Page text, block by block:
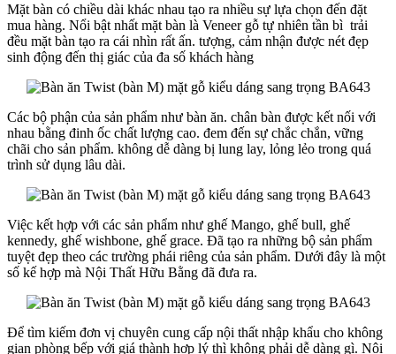
Mặt bàn có chiều dài khác nhau tạo ra nhiều sự lựa chọn đến đặt
mua hàng. Nổi bật nhất mặt bàn là Veneer gỗ tự nhiên tần bì trải
đều mặt bàn tạo ra cái nhìn rất ấn. tượng, cảm nhận được nét đẹp
sinh động đến thị giác của đa số khách hàng
Các bộ phận của sản phẩm như bàn ăn. chân bàn được kết nối với
nhau bằng đinh ốc chất lượng cao. đem đến sự chắc chắn, vững
chãi cho sản phẩm. không dễ dàng bị lung lay, lỏng lẻo trong quá
trình sử dụng lâu dài.
Việc kết hợp với các sản phẩm như ghế Mango, ghế bull, ghế
kennedy, ghế wishbone, ghế grace. Đã tạo ra những bộ sản phẩm
tuyệt đẹp theo các trường phái riêng của sản phẩm. Dưới đây là một
số kế hợp mà Nội Thất Hữu Bằng đã đưa ra.
Để tìm kiếm đơn vị chuyên cung cấp nội thất nhập khẩu cho không
gian phòng bếp với giá thành hợp lý thì không phải dễ dàng gì. Nội